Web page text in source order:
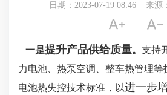
日期：2023-07-19 08:46 来源
 
一是提升产品供给质量。 支持
力电池、热泵空调、整车热管理等
电池热失控技术标准，以进一步